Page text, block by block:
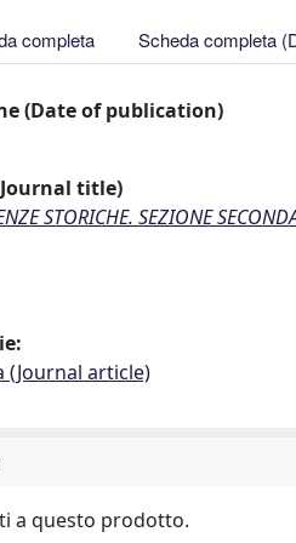
completa Scheda completa
(Date of publication)
title)
STORICHE. SEZIONE
(Journal article)
a questo prodotto.